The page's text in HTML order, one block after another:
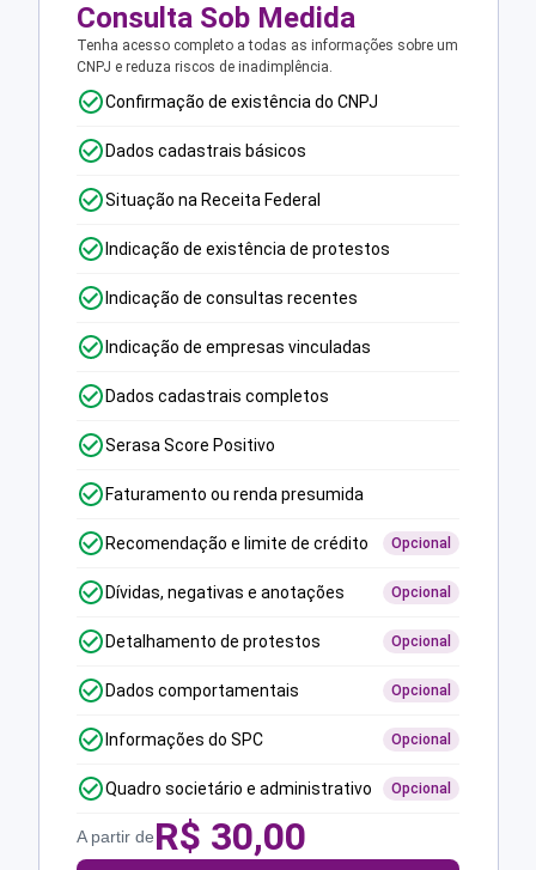
Consulta Sob Medida
Tenha acesso completo a todas as informações sobre um
CNPJ e reduza riscos de inadimplência.
Confirmação de existência do CNPJ
Dados cadastrais básicos
Situação na Receita Federal
Indicação de existência de protestos
Indicação de consultas recentes
Indicação de empresas vinculadas
Dados cadastrais completos
Serasa Score Positivo
Faturamento ou renda presumida
Recomendação e limite de crédito Opcional
Dívidas, negativas e anotações Opcional
Detalhamento de protestos Opcional
Dados comportamentais Opcional
Informações do SPC Opcional
Quadro societário e administrativo Opcional
A partir deR$ 30,00